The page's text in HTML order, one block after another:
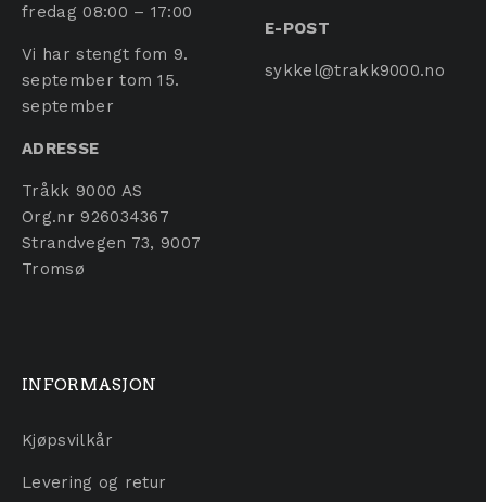
fredag 08:00 – 17:00
Vi har stengt fom 9.
september tom 15.
september
ADRESSE
Tråkk 9000 AS
Org.nr 926034367
Strandvegen 73, 9007
Tromsø
E-POST
sykkel@trakk9000.no
INFORMASJON
Kjøpsvilkår
Levering og retur